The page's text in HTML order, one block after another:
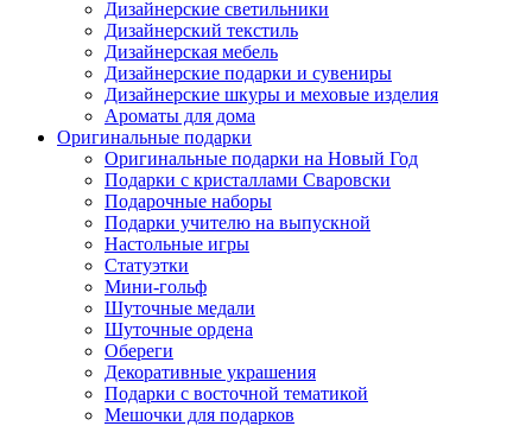
Дизайнерские светильники
Дизайнерский текстиль
Дизайнерская мебель
Дизайнерские подарки и сувениры
Дизайнерские шкуры и меховые изделия
Ароматы для дома
Оригинальные подарки
Оригинальные подарки на Новый Год
Подарки с кристаллами Сваровски
Подарочные наборы
Подарки учителю на выпускной
Настольные игры
Статуэтки
Мини-гольф
Шуточные медали
Шуточные ордена
Обереги
Декоративные украшения
Подарки с восточной тематикой
Мешочки для подарков